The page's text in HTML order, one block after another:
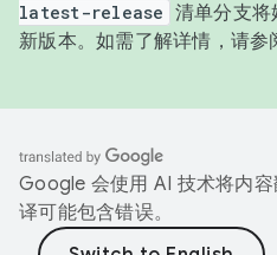
latest-release 清单分支将
新版本。如需了解详情，请参
Google 会使用 AI 技术将内
译可能包含错误。